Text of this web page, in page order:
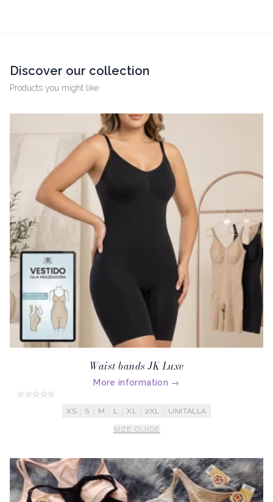
Discover our collection
Products you might like
Waist bands JK Luxe
More information →
XS S M L XL 2XL UNITALLA
SIZE GUIDE